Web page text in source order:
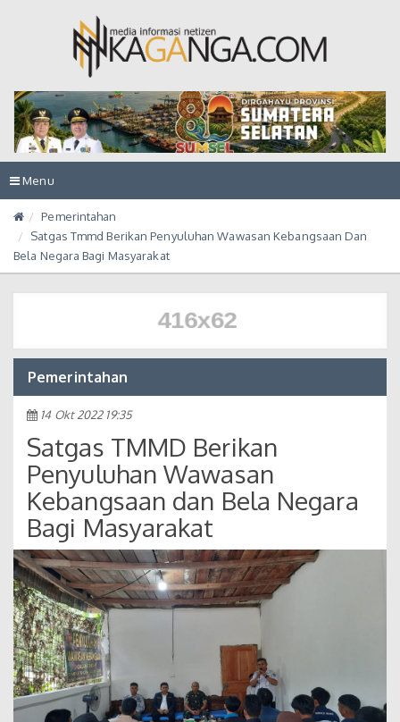
Toggle
navigation
Menu
Pemerintahan
Satgas Tmmd Berikan Penyuluhan Wawasan Kebangsaan Dan
Bela Negara Bagi Masyarakat
Pemerintahan
14 Okt 2022 19:35
Satgas TMMD Berikan
Penyuluhan Wawasan
Kebangsaan dan Bela Negara
Bagi Masyarakat